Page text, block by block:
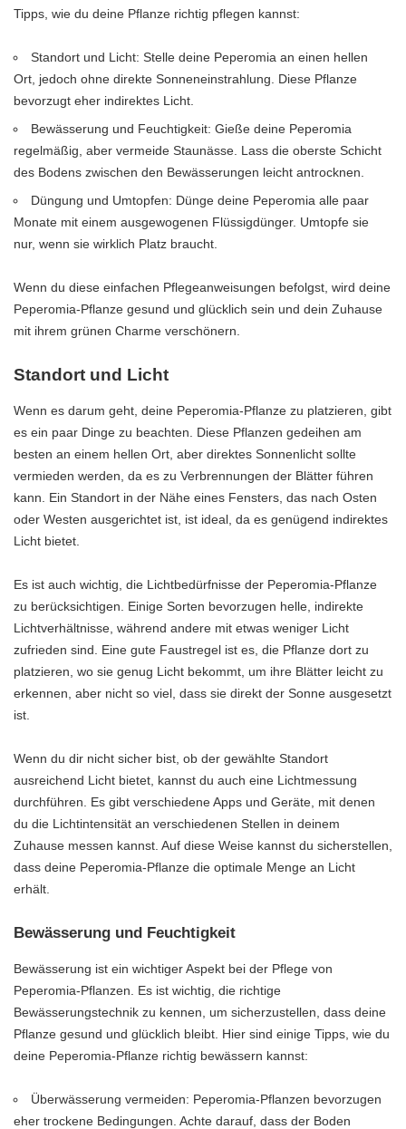
Tipps, wie du deine Pflanze richtig pflegen kannst:
Standort und Licht: Stelle deine Peperomia an einen hellen
Ort, jedoch ohne direkte Sonneneinstrahlung. Diese Pflanze
bevorzugt eher indirektes Licht.
Bewässerung und Feuchtigkeit: Gieße deine Peperomia
regelmäßig, aber vermeide Staunässe. Lass die oberste Schicht
des Bodens zwischen den Bewässerungen leicht antrocknen.
Düngung und Umtopfen: Dünge deine Peperomia alle paar
Monate mit einem ausgewogenen Flüssigdünger. Umtopfe sie
nur, wenn sie wirklich Platz braucht.
Wenn du diese einfachen Pflegeanweisungen befolgst, wird deine
Peperomia-Pflanze gesund und glücklich sein und dein Zuhause
mit ihrem grünen Charme verschönern.
Standort und Licht
Wenn es darum geht, deine Peperomia-Pflanze zu platzieren, gibt
es ein paar Dinge zu beachten. Diese Pflanzen gedeihen am
besten an einem hellen Ort, aber direktes Sonnenlicht sollte
vermieden werden, da es zu Verbrennungen der Blätter führen
kann. Ein Standort in der Nähe eines Fensters, das nach Osten
oder Westen ausgerichtet ist, ist ideal, da es genügend indirektes
Licht bietet.
Es ist auch wichtig, die Lichtbedürfnisse der Peperomia-Pflanze
zu berücksichtigen. Einige Sorten bevorzugen helle, indirekte
Lichtverhältnisse, während andere mit etwas weniger Licht
zufrieden sind. Eine gute Faustregel ist es, die Pflanze dort zu
platzieren, wo sie genug Licht bekommt, um ihre Blätter leicht zu
erkennen, aber nicht so viel, dass sie direkt der Sonne ausgesetzt
ist.
Wenn du dir nicht sicher bist, ob der gewählte Standort
ausreichend Licht bietet, kannst du auch eine Lichtmessung
durchführen. Es gibt verschiedene Apps und Geräte, mit denen
du die Lichtintensität an verschiedenen Stellen in deinem
Zuhause messen kannst. Auf diese Weise kannst du sicherstellen,
dass deine Peperomia-Pflanze die optimale Menge an Licht
erhält.
Bewässerung und Feuchtigkeit
Bewässerung ist ein wichtiger Aspekt bei der Pflege von
Peperomia-Pflanzen. Es ist wichtig, die richtige
Bewässerungstechnik zu kennen, um sicherzustellen, dass deine
Pflanze gesund und glücklich bleibt. Hier sind einige Tipps, wie du
deine Peperomia-Pflanze richtig bewässern kannst:
Überwässerung vermeiden: Peperomia-Pflanzen bevorzugen
eher trockene Bedingungen. Achte darauf, dass der Boden